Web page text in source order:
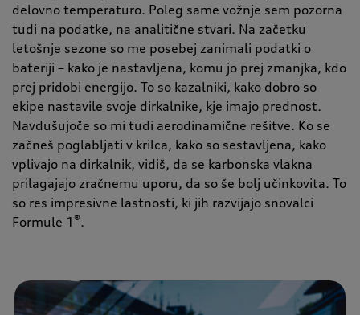
delovno temperaturo. Poleg same vožnje sem pozorna
tudi na podatke, na analitične stvari. Na začetku
letošnje sezone so me posebej zanimali podatki o
bateriji – kako je nastavljena, komu jo prej zmanjka, kdo
prej pridobi energijo. To so kazalniki, kako dobro so
ekipe nastavile svoje dirkalnike, kje imajo prednost.
Navdušujoče so mi tudi aerodinamične rešitve. Ko se
začneš poglabljati v krilca, kako so sestavljena, kako
vplivajo na dirkalnik, vidiš, da se karbonska vlakna
prilagajajo zračnemu uporu, da so še bolj učinkovita. To
so res impresivne lastnosti, ki jih razvijajo snovalci
Formule 1 ®.